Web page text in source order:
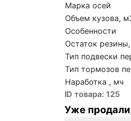
Марка осей
Объем кузова,
Особенности
Остаток
Тип подвески
Тип тормозов
Наработка , мч
ID товара: 125
Уже